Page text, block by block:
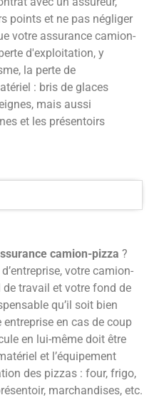
points et ne pas négliger
votre assurance camion-
d'exploitation, y
la perte de
: bris de glaces
mais aussi
et les présentoirs
camion-pizza ?
votre camion-
travail et votre fond de
qu’il soit bien
en cas de coup
en lui-même doit être
et l’équipement
des pizzas : four, frigo,
marchandises, etc.